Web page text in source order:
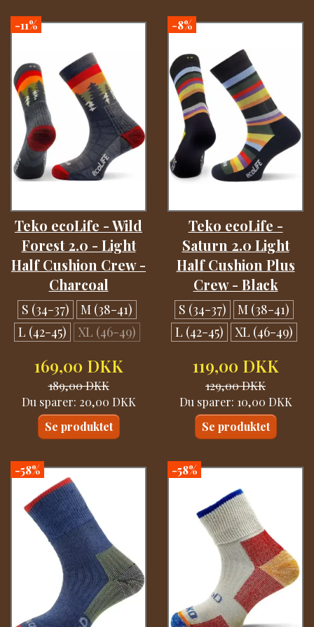
-11%
Teko ecoLife - Wild
Forest 2.0 - Light
Half Cushion Crew -
Charcoal
S (34-37)
M (38-41)
L (42-45)
XL (46-49)
169,00 DKK
189,00 DKK
Du sparer: 20,00 DKK
Se produktet
-8%
Teko ecoLife -
Saturn 2.0 Light
Half Cushion Plus
Crew - Black
S (34-37)
M (38-41)
L (42-45)
XL (46-49)
119,00 DKK
129,00 DKK
Du sparer: 10,00 DKK
Se produktet
-58% -58%